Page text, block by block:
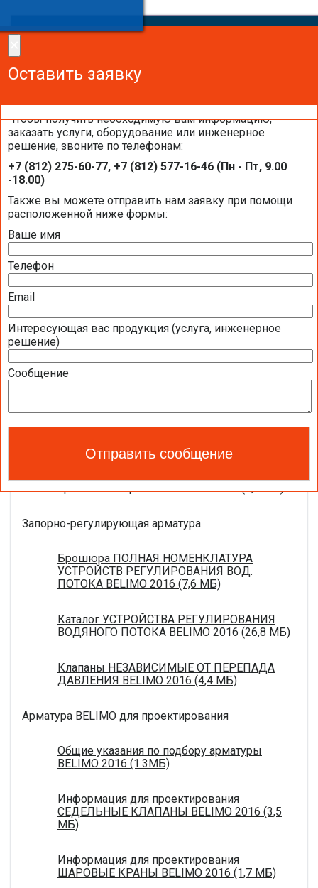
Оставить заявку
Оставить заявку
Чтобы получить необходимую вам информацию,
заказать услуги, оборудование или инженерное
решение, звоните по телефонам:
+7 (812) 275-60-77, +7 (812) 577-16-46 (Пн - Пт, 9.00
-18.00)
Также вы можете отправить нам заявку при помощи
расположенной ниже формы:
Ваше имя
Телефон
Email
Интересующая вас продукция (услуга, инженерное
решение)
Сообщение
Оставить заявку
Каталоги и брошюры BELIMO
Общая информация BELIMO
Презентация компании BELIMO 2016 (2,51
Полная номенклатура продукции BELIMO
Приводы для воздушных клапанов
Полный обзор электроприводов для систем
вентиляции 2016 (17,5 МБ)
Каталог ЭЛЕКТРОПРИВОДЫ ДЛЯ
ВОЗДУШНЫХ ЗАСЛОНОК BELIMO 2016 (18,2
противопожарных клапанов 2015 (0,8 МБ)
Запорно-регулирующая арматура
Брошюра ПОЛНАЯ НОМЕНКЛАТУРА
УСТРОЙСТВ РЕГУЛИРОВАНИЯ ВОД.
ПОТОКА BELIMO 2016 (7,6 МБ)
Каталог УСТРОЙСТВА РЕГУЛИРОВАНИЯ
ВОДЯНОГО ПОТОКА BELIMO 2016 (26,8 МБ)
Клапаны НЕЗАВИСИМЫЕ ОТ ПЕРЕПАДА
ДАВЛЕНИЯ BELIMO 2016 (4,4 МБ)
Арматура BELIMO для проектирования
Общие указания по подбору арматуры
BELIMO 2016 (1.3МБ)
Информация для проектирования
СЕДЕЛЬНЫЕ КЛАПАНЫ BELIMO 2016 (3,5
МБ)
Информация для проектирования
ШАРОВЫЕ КРАНЫ BELIMO 2016 (1,7 МБ)